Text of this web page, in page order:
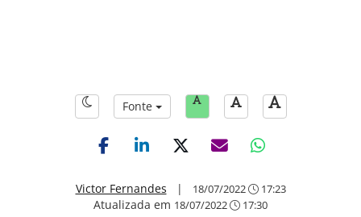
Fonte
Victor Fernandes | 18/07/2022 17:23
Atualizada em 18/07/2022 17:30